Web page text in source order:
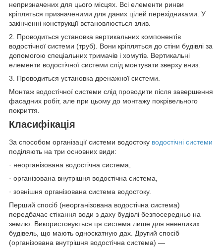
непризначених для цього місцях. Всі елементи ринви
кріпляться призначеними для даних цілей перехідниками. У
закінченні конструкції встановлюється злив.
2. Проводиться установка вертикальних компонентів
водостічної системи (труб). Вони кріпляться до стіни будівлі за
допомогою спеціальних тримачів і хомутів. Вертикальні
елементи водостічної системи слід монтувати зверху вниз.
3. Проводиться установка дренажної системи.
Монтаж водостічної системи слід проводити після завершення
фасадних робіт, але при цьому до монтажу покрівельного
покриття.
Класифікація
За способом організації системи водостоку водостічні системи
поділяють на три основних види:
· неорганізована водостічна система,
· організована внутрішня водостічна система,
· зовнішня організована система водостоку.
Перший спосіб (неорганізована водостічна система)
передбачає стікання води з даху будівлі безпосередньо на
землю. Використовується ця система лише для невеликих
будівель, що мають односкатную дах. Другий спосіб
(організована внутрішня водостічна система) —